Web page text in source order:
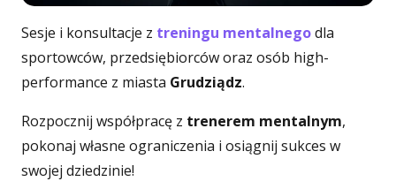
Sesje i konsultacje z treningu mentalnegodla
sportowców, przedsiębiorców oraz osób high-
performance z miasta Grudziądz.
Rozpocznij współpracę z trenerem mentalnym,
pokonaj własne ograniczenia i osiągnij sukces w
swojej dziedzinie!